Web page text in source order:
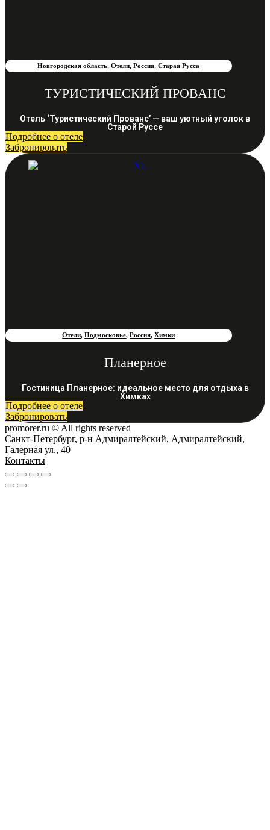
Новгородская область,Отели,Россия,Старая Русса
ТУРИСТИЧЕСКИЙ ПРОВАНС
Отель ‘Туристический Прованс’ — ваш уютный уголок в
Старой Руссе
Подробнее о отеле
Забронировать
Отели,Подмосковье,Россия,Химки
Планерное
Гостиница Планерное: идеальное место для отдыха в
Химках
Подробнее о отеле
Забронировать
promorer.ru © All rights reserved
Санкт-Петербург, р-н Адмиралтейский, Адмиралтейский,
Галерная ул., 40
Контакты